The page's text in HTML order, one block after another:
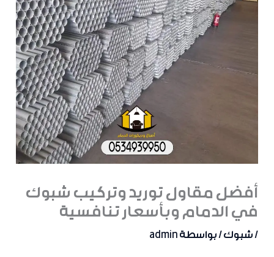
أفضل مقاول توريد وتركيب شبوك
في الدمام وبأسعار تنافسية
/شبوك/ بواسطةadmin